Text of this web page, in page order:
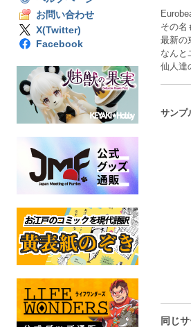
お問い合わせ
X(Twitter)
Facebook
その名
最新の
なんと
仙人達
サンプ
同じ